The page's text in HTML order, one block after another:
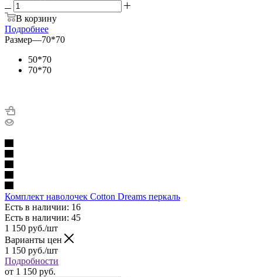
В корзину
Подробнее
Размер—70*70
50*70
70*70
Комплект наволочек Cotton Dreams перкаль
Есть в наличии: 16
Есть в наличии: 45
1 150 руб./шт
Варианты цен
1 150 руб./шт
Подробности
от 1 150 руб.